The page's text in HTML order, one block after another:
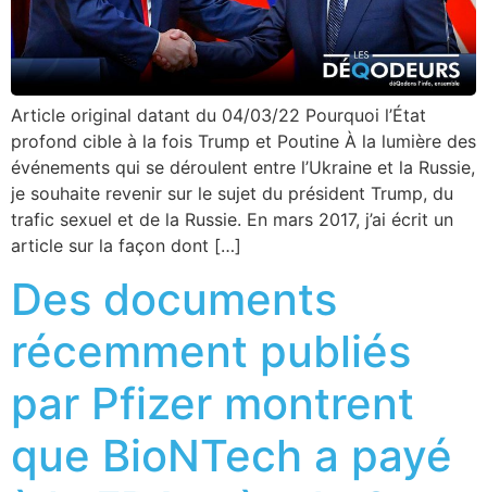
Article original datant du 04/03/22 Pourquoi l’État
profond cible à la fois Trump et Poutine À la lumière des
événements qui se déroulent entre l’Ukraine et la Russie,
je souhaite revenir sur le sujet du président Trump, du
trafic sexuel et de la Russie. En mars 2017, j’ai écrit un
article sur la façon dont […]
Des documents
récemment publiés
par Pfizer montrent
que BioNTech a payé